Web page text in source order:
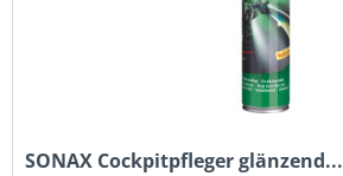
SONAX Cockpitpfleger glänzend...